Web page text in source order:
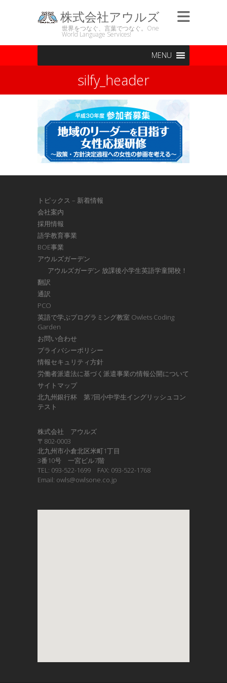
株式会社アウルズ
世界をつなぐ、言葉でつなぐ。One
World Language Services!
MENU
silfy_header
トピックス – 新着情報
会社案内
採用情報
語学教育事業
BOE事業
アウルズガーデン
アウルズガーデン 放課後小学生英語学童開校！
翻訳
通訳
PCO
英語で学ぶプログラミング教室 Owlets Coding
Garden
お問い合わせ
プライバシーポリシー
情報セキュリティ方針
労働者派遣法に基づく派遣事業の情報公開について
サイトマップ
北九州銀行杯 第7回小中学生イングリッシュコン
テスト
株式会社 アウルズ
〒802-0003
北九州市小倉北区米町1丁目
3番10号 一宮ビル7階
TEL: 093-522-1699 FAX: 093-522-1768
Email: owls@owlsone.co.jp